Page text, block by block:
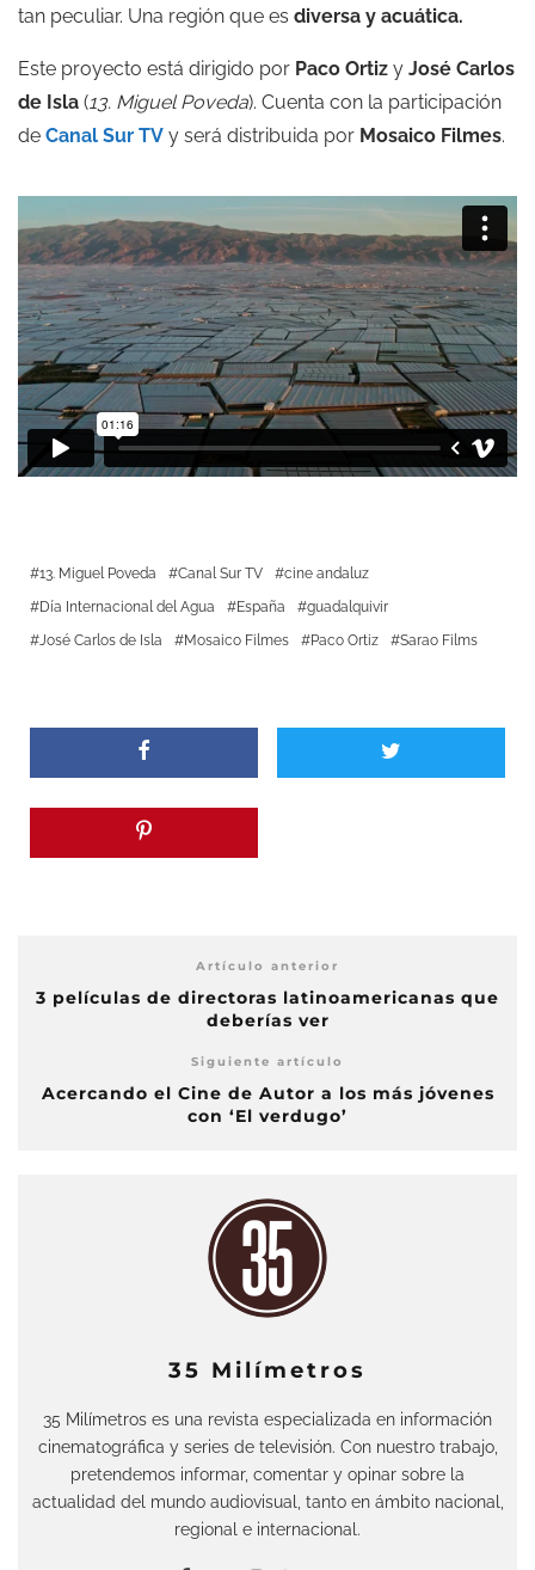
tan peculiar. Una región que es diversa y acuática.
Este proyecto está dirigido por Paco Ortiz y José Carlos
de Isla (13. Miguel Poveda). Cuenta con la participación
de Canal Sur TV y será distribuida por Mosaico Filmes.
13. Miguel Poveda Canal Sur TV
cine andaluz
Día Internacional del Agua
España
guadalquivir
José Carlos de Isla
Mosaico Filmes Paco Ortiz Sarao Films
Artículo anterior
3 películas de directoras latinoamericanas que
deberías ver
Siguiente artículo
Acercando el Cine de Autor a los más jóvenes
con ‘El verdugo’
35 Milímetros
35 Milímetros es una revista especializada en información
cinematográfica y series de televisión. Con nuestro trabajo,
pretendemos informar, comentar y opinar sobre la
actualidad del mundo audiovisual, tanto en ámbito nacional,
regional e internacional.